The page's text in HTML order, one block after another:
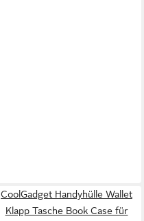
CoolGadget Handyhülle Wallet
Klapp Tasche Book Case für